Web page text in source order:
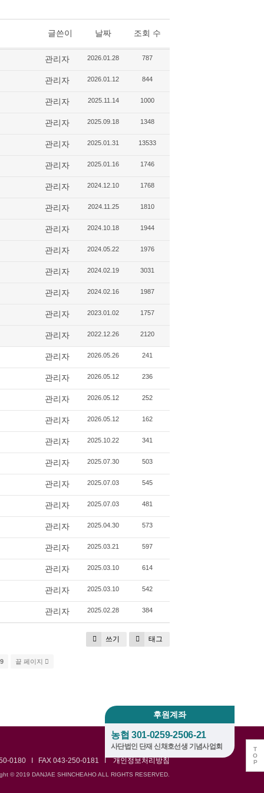
후원계좌
농협 301-0259-2506-21
사단법인 단재 신채호선생 기념사업회
글쓴이 날짜 조회 수
관리자 2026.01.28 787
관리자 2026.01.12 844
관리자 2025.11.14 1000
관리자 2025.09.18 1348
관리자 2025.01.31 13533
관리자 2025.01.16 1746
관리자 2024.12.10 1768
관리자 2024.11.25 1810
관리자 2024.10.18 1944
관리자 2024.05.22 1976
관리자 2024.02.19 3031
관리자 2024.02.16 1987
관리자 2023.01.02 1757
관리자 2022.12.26 2120
관리자 2026.05.26 241
관리자 2026.05.12 236
관리자 2026.05.12 252
관리자 2026.05.12 162
관리자 2025.10.22 341
관리자 2025.07.30 503
관리자 2025.07.03 545
관리자 2025.07.03 481
관리자 2025.04.30 573
관리자 2025.03.21 597
관리자 2025.03.10 614
관리자 2025.03.10 542
관리자 2025.02.28 384
쓰기 태그
9 끝 페이지
T
O
P
250-0180 I FAX 043-250-0181 I개인정보처리방침
© 2019 DANJAE SHINCHEAHO ALL RIGHTS RESERVED.